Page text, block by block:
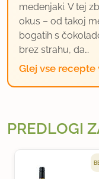
medenjaki. V tej
okus – od takoj
bogatih s
brez strahu, da…
Glej vse recepte
PREDLOGI